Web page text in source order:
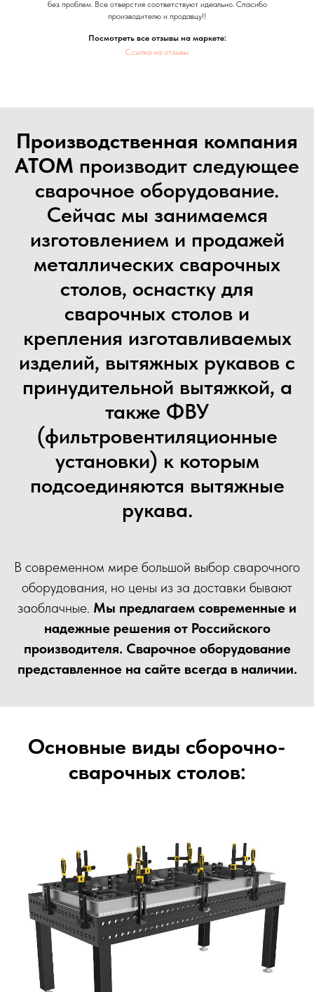
без проблем. Все отверстия соответствуют идеально. Спасибо
производителю и продавцу!!
Посмотреть все отзывы на маркете:
Ссылка на отзывы
Производственная компания
АТОМ производит следующее
сварочное оборудование.
Сейчас мы занимаемся
изготовлением и продажей
металлических сварочных
столов, оснастку для
сварочных столов и
крепления изготавливаемых
изделий, вытяжных рукавов с
принудительной вытяжкой, а
также ФВУ
(фильтровентиляционные
установки) к которым
подсоединяются вытяжные
рукава.
В современном мире большой выбор сварочного
оборудования, но цены из за доставки бывают
заоблачные. Мы предлагаем современные и
надежные решения от Российского
производителя. Сварочное оборудование
представленное на сайте всегда в наличии.
Основные виды сборочно-
сварочных столов: